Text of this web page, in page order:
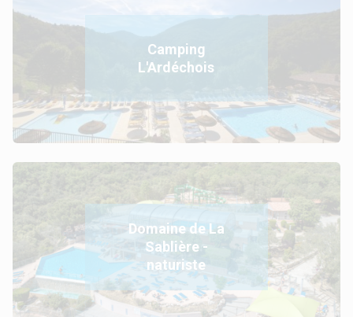
Camping
L'Ardéchois
Domaine de La
Sablière -
naturiste